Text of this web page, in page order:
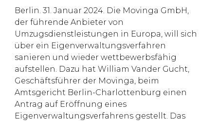
Berlin. 31. Januar 2024. Die Movinga GmbH,
der führende Anbieter von
Umzugsdienstleistungen in Europa, will sich
über ein Eigenverwaltungsverfahren
sanieren und wieder wettbewerbsfähig
aufstellen. Dazu hat William Vander Gucht,
Geschäftsführer der Movinga, beim
Amtsgericht Berlin-Charlottenburg einen
Antrag auf Eröffnung eines
Eigenverwaltungsverfahrens gestellt. Das